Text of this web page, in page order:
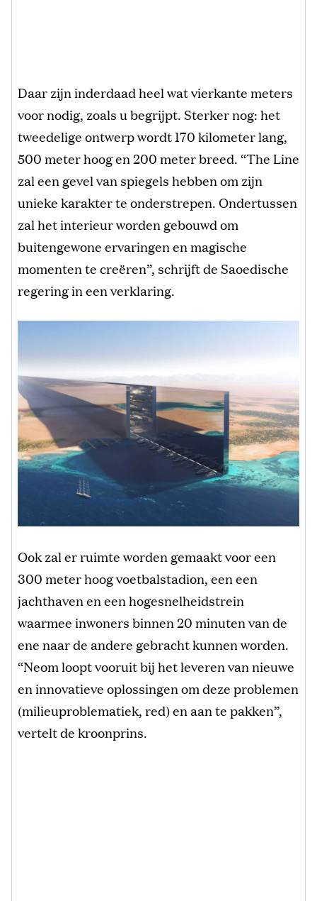
Daar zijn inderdaad heel wat vierkante meters
voor nodig, zoals u begrijpt. Sterker nog: het
tweedelige ontwerp wordt 170 kilometer lang,
500 meter hoog en 200 meter breed. “The Line
zal een gevel van spiegels hebben om zijn
unieke karakter te onderstrepen. Ondertussen
zal het interieur worden gebouwd om
buitengewone ervaringen en magische
momenten te creëren”, schrijft de Saoedische
regering in een verklaring.
Ook zal er ruimte worden gemaakt voor een
300 meter hoog voetbalstadion, een een
jachthaven en een hogesnelheidstrein
waarmee inwoners binnen 20 minuten van de
ene naar de andere gebracht kunnen worden.
“Neom loopt vooruit bij het leveren van nieuwe
en innovatieve oplossingen om deze problemen
(milieuproblematiek, red) en aan te pakken”,
vertelt de kroonprins.